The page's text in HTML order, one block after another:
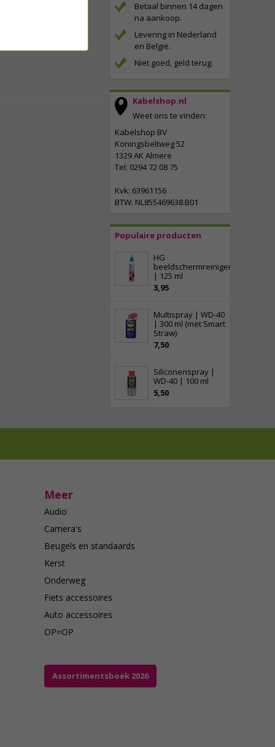
Betaal binnen 14 dagen
na aankoop.
Levering in Nederland
en België.
Niet goed, geld terug.
Kabelshop.nl
Weet ons te vinden:
Kabelshop BV
Koningsbeltweg 52
1329 AK Almere
Tel: 0294 72 08 75
Kvk: 63961156
BTW: NL855469638.B01
Populaire producten
HG
beeldschermreiniger
| 125 ml
3,95
Multispray | WD-40
| 300 ml (met Smart
Straw)
7,50
Siliconenspray |
WD-40 | 100 ml
5,50
Meer
Audio
Camera's
Beugels en standaards
Kerst
Onderweg
Fiets accessoires
Auto accessoires
OP=OP
Assortimentsboek 2026